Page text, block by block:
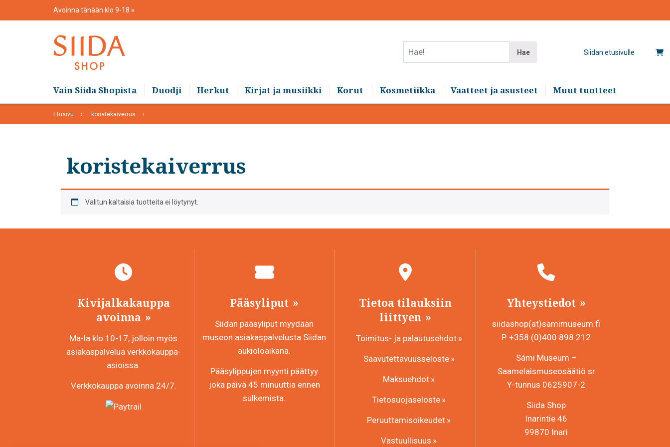
Avoinna tänään klo 9-18
Siidan etusivulle
Hae
Vain Siida Shopista Duodji Herkut Kirjat ja musiikki Korut Kosmetiikka Vaatteet ja asusteet Muut tuotteet
Etusivu koristekaiverrus
koristekaiverrus
Valitun kaltaisia tuotteita ei löytynyt.
Kivijalkakauppa
avoinna
Ma-la klo 10-17, jolloin myös
asiakaspalvelua verkkokauppa-
asioissa.
Verkkokauppa avoinna 24/7.
Pääsyliput
Siidan pääsyliput myydään
museon asiakaspalvelusta Siidan
aukioloaikana.
Pääsylippujen myynti päättyy
joka päivä 45 minuuttia ennen
sulkemista.
Tietoa tilauksiin
liittyen
Toimitus- ja palautusehdot
Saavutettavuusseloste
Maksuehdot
Tietosuojaseloste
Peruuttamisoikeudet
Vastuullisuus
Yhteystiedot
siidashop(at)samimuseum.fi
P. +358 (0)400 898 212
Sámi Museum –
Saamelaismuseosäätiö sr
Y-tunnus 0625907-2
Siida Shop
Inarintie 46
99870 Inari